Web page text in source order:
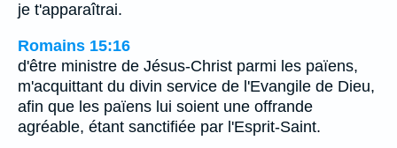
je t'apparaîtrai.
Romains 15:16
d'être ministre de Jésus-Christ parmi les païens,
m'acquittant du divin service de l'Evangile de Dieu,
afin que les païens lui soient une offrande
agréable, étant sanctifiée par l'Esprit-Saint.